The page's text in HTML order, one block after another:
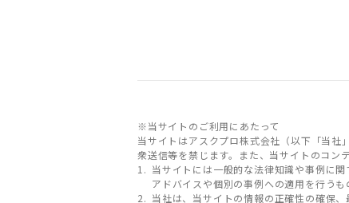
※当サイトのご利用にあたって
当サイトはアスクプロ株式会社（以下「当社
衆送信等を禁じます。また、当サイトのコン
当サイトには一般的な法律知識や事例に
アドバイスや個別の事例への適用を行うも
当社は、当サイトの情報の正確性の確保